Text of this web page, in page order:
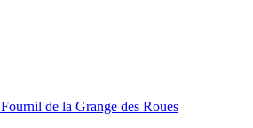
Fournil de la Grange des Roues